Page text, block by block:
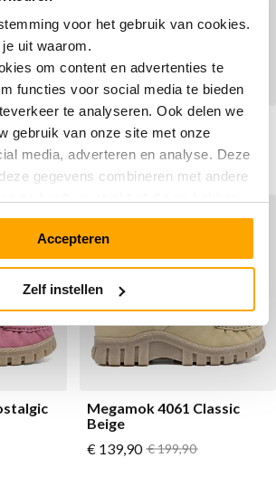
voor het gebruik van cookies.
uit waarom.
om content en advertenties te
functies voor social media te bieden
te analyseren. Ook delen we
gebruik van onze site met onze
media, adverteren en analyse. Deze
gegevens combineren met andere
van uw gebruik van hun services.
Accepteren
Zelf instellen
Megamok 4061 Leopard
Vanaf
€ 199,90
SALE
Megamok 4061 Classic
Beige
Vanaf
€ 139,90 Normale prijs
€ 199,90
SALE